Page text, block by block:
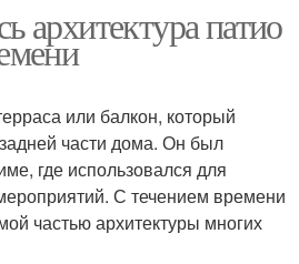
архитектура патио
или балкон, который
части дома. Он был
где использовался для
С течением времени
частью архитектуры многих